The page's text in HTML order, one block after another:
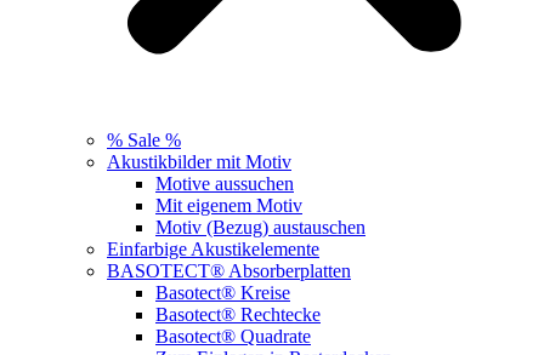
% Sale %
Akustikbilder mit Motiv
Motive aussuchen
Mit eigenem Motiv
Motiv (Bezug) austauschen
Einfarbige Akustikelemente
BASOTECT® Absorberplatten
Basotect® Kreise
Basotect® Rechtecke
Basotect® Quadrate